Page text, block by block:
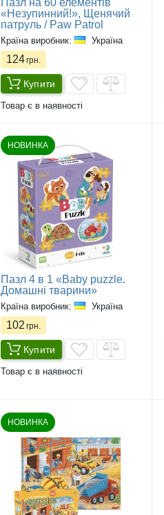
Пазл на 60 елементів
«Незупинний!», Щенячий
патруль / Paw Patrol
Країна виробник: Україна
124грн.
Купити
Товар є в наявності
НОВИНКА
Пазл 4 в 1 «Baby puzzle.
Домашні тварини»
Країна виробник: Україна
102 грн.
Купити
Товар є в наявності
НОВИНКА